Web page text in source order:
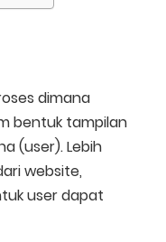
dimana
bentuk tampilan
(user). Lebih
website,
user dapat